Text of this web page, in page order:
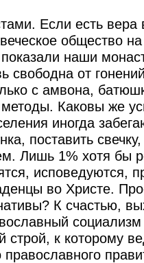
Если есть
общество
наши
свободна от
с амвона,
Каковы же
иногда
поставить
Лишь 1% хотя бы
исповедуются,
во Христе.
К счастью,
строй, к которому
православного